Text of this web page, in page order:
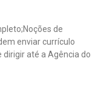
de
enviar currículo
até a Agência do